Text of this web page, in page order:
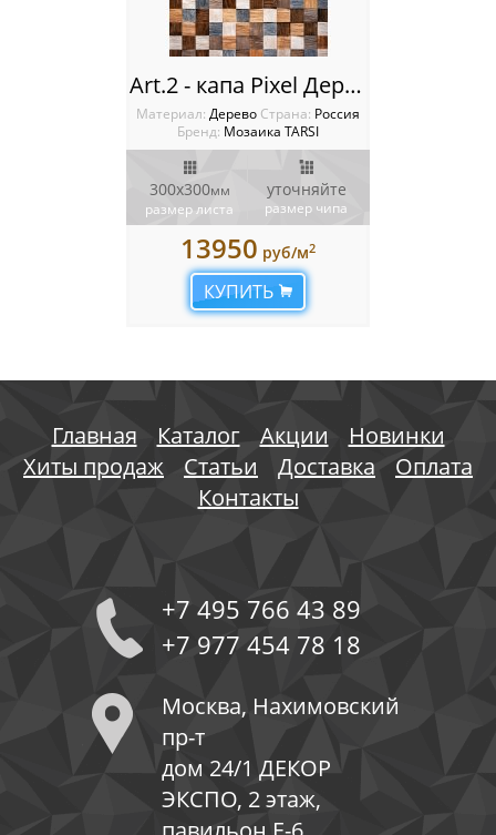
Art.2 - капа Pixel Деревянная мозаика TARSI 3D
Материал: Дерево Cтрана: Россия
Бренд: Мозаика TARSI
300х300мм
размер листа
уточняйте
размер чипа
13950 руб/м2
КУПИТЬ
Главная Каталог Акции
Новинки
Хиты продаж
Статьи Доставка
Оплата
Контакты
+7 495 766 43 89
+7 977 454 78 18
Москва, Нахимовский
пр-т
дом 24/1 ДЕКОР
ЭКСПО, 2 этаж,